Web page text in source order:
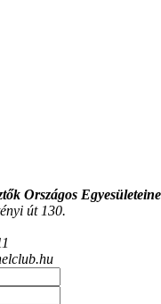
Országos
út 130.